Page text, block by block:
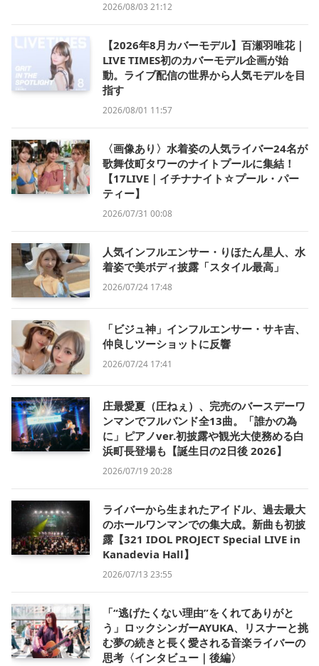
2026/08/03 21:12
【2026年8月カバーモデル】百瀬羽唯花｜
LIVE TIMES初のカバーモデル企画が始
動。ライブ配信の世界から人気モデルを目
指す
2026/08/01 11:57
〈画像あり〉水着姿の人気ライバー24名が
歌舞伎町タワーのナイトプールに集結！
【17LIVE｜イチナナイト☆プール・パー
ティー】
2026/07/31 00:08
人気インフルエンサー・りほたん星人、水
着姿で美ボディ披露「スタイル最高」
2026/07/24 17:48
「ビジュ神」インフルエンサー・サキ吉、
仲良しツーショットに反響
2026/07/24 17:41
庄最愛夏（圧ねぇ）、完売のバースデーワ
ンマンでフルバンド全13曲。「誰かの為
に」ピアノver.初披露や観光大使務める白
浜町長登場も【誕生日の2日後 2026】
2026/07/19 20:28
ライバーから生まれたアイドル、過去最大
のホールワンマンでの集大成。新曲も初披
露【321 IDOL PROJECT Special LIVE in
Kanadevia Hall】
2026/07/13 23:55
「“逃げたくない理由”をくれてありがと
う」ロックシンガーAYUKA、リスナーと挑
む夢の続きと長く愛される音楽ライバーの
思考〈インタビュー｜後編〉